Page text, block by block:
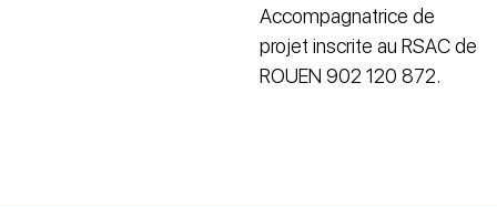
Accompagnatrice de
projet inscrite au RSAC de
ROUEN 902 120 872.